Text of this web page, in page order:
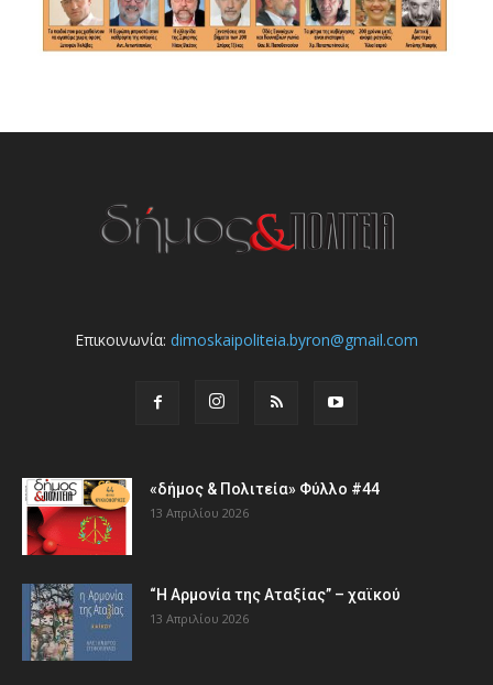
Επικοινωνία: dimoskaipoliteia.byron@gmail.com
«δήμος & Πολιτεία» Φύλλο #44
13 Απριλίου 2026
“Η Αρμονία της Αταξίας” – χαϊκού
13 Απριλίου 2026